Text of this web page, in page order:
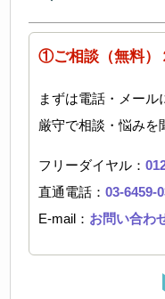
①ご相談（無料）
まずは電話・メー
厳守で相談・悩みを
フリーダイヤル：
直通電話：03-6459-
E-mail： お問い合わ